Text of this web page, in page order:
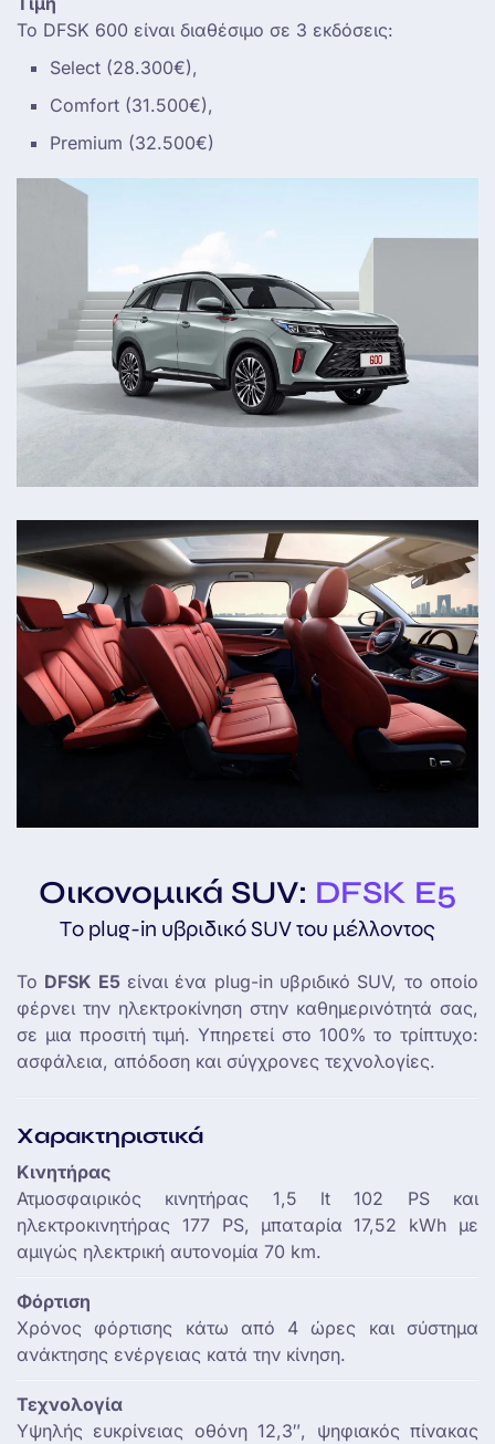
Το DFSK 600 είναι διαθέσιμο σε 3 εκδόσεις:
Select (28.300€),
Comfort (31.500€),
Premium (32.500€)
Οικονομικά SUV: DFSK E5
Tο plug-in υβριδικό SUV του μέλλοντος
Το DFSK E5είναι ένα plug-in υβριδικό SUV, το οποίο
φέρνει την ηλεκτροκίνηση στην καθημερινότητά σας,
σε μια προσιτή τιμή. Υπηρετεί στο 100% το τρίπτυχο:
ασφάλεια, απόδοση και σύγχρονες τεχνολογίες.
Χαρακτηριστικά
Κινητήρας
Ατμοσφαιρικός κινητήρας 1,5 lt 102 PS και
ηλεκτροκινητήρας 177 PS, μπαταρία 17,52 kWh με
αμιγώς ηλεκτρική αυτονομία 70 km.
Φόρτιση
Xρόνος φόρτισης κάτω από 4 ώρες και σύστημα
ανάκτησης ενέργειας κατά την κίνηση.
Τεχνολογία
Υψηλής ευκρίνειας οθόνη 12,3″, ψηφιακός πίνακας